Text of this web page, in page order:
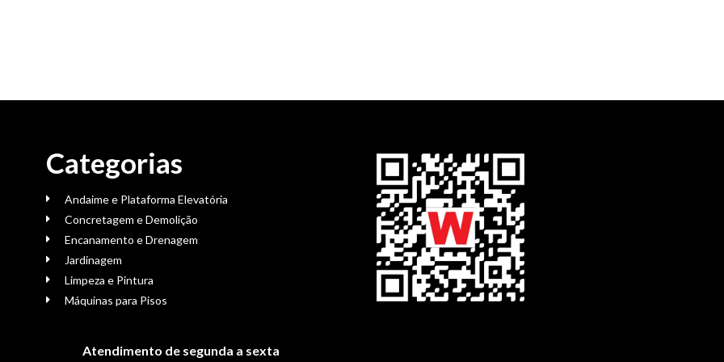
Categorias
Andaime e Plataforma Elevatória
Concretagem e Demolição
Encanamento e Drenagem
Jardinagem
Limpeza e Pintura
Máquinas para Pisos
Atendimento de segunda a sexta